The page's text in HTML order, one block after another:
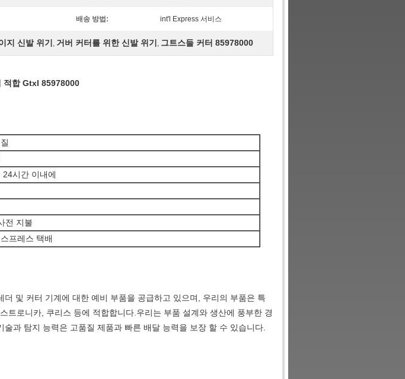
배송 방법: int'l Express 서비스
지 신발 위기 , 거버 커터를 위한 신발 위기 , 그트스들 커터 85978000
적합 Gtxl 85978000
24시간 이내에
전 지불
프레스 택배
더 및 커터 기계에 대한 예비 부품을 공급하고 있으며, 우리의 부품은 특
트로니카, 쿠리스 등에 적합합니다.우리는 부품 설계와 생산에 풍부한 경
술과 탐지 능력은 고품질 제품과 빠른 배달 능력을 보장 할 수 있습니다.